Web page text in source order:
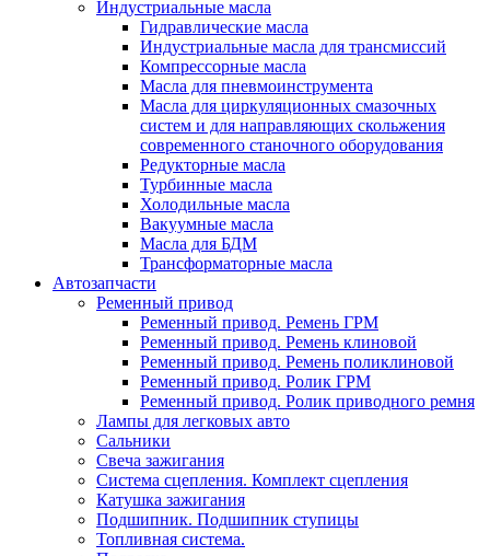
Индустриальные масла
Гидравлические масла
Индустриальные масла для трансмиссий
Компрессорные масла
Масла для пневмоинструмента
Масла для циркуляционных смазочных
систем и для направляющих скольжения
современного станочного оборудования
Редукторные масла
Турбинные масла
Холодильные масла
Вакуумные масла
Масла для БДМ
Трансформаторные масла
Автозапчасти
Ременный привод
Ременный привод. Ремень ГРМ
Ременный привод. Ремень клиновой
Ременный привод. Ремень поликлиновой
Ременный привод. Ролик ГРМ
Ременный привод. Ролик приводного ремня
Лампы для легковых авто
Сальники
Свеча зажигания
Система сцепления. Комплект сцепления
Катушка зажигания
Подшипник. Подшипник ступицы
Топливная система.